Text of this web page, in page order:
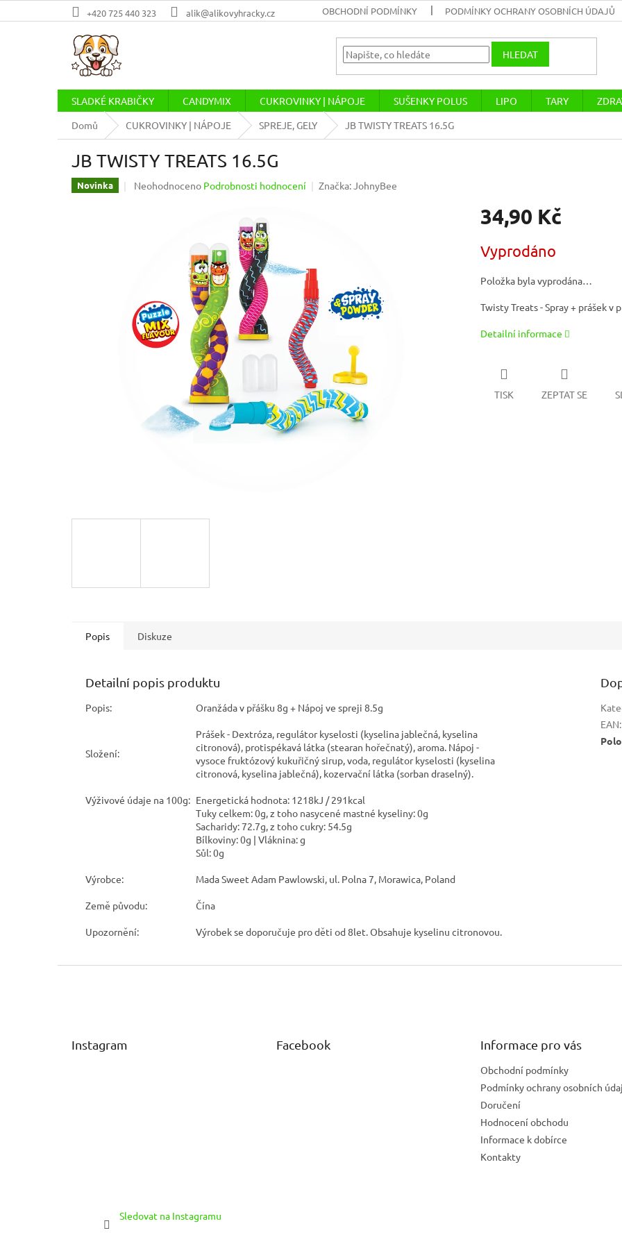
na
+420 725 440 323 alik@alikovyhracky.cz OBCHODNÍ PODMÍNKY PODMÍNKY OCHRANY OSOBNÍCH ÚDAJŮ
HLEDAT
SLADKÉ KRABIČKY CANDYMIX CUKROVINKY | NÁPOJE SUŠENKY POLUS LIPO TARY
Domů
CUKROVINKY | NÁPOJE SPREJE, GELY JB TWISTY TREATS 16.5G
JB TWISTY TREATS 16.5G
Novinka
Průměrné
Neohodnoceno Podrobnosti hodnocení Značka:JohnyBee
34,90 Kč
cena:
Vyprodáno
Položka byla vyprodána…
Twisty Treats - Spray + prášek v
Detailní informace
TISK ZEPTAT SE
Popis Diskuze
Detailní popis produktu
Popis: Oranžáda v přášku 8g + Nápoj ve spreji 8.5g
Složení:
Prášek - Dextróza, regulátor kyselosti (kyselina jablečná, kyselina
citronová), protispékavá látka (stearan hořečnatý), aroma. Nápoj -
vysoce fruktózový kukuřičný sirup, voda, regulátor kyselosti (kyselina
citronová, kyselina jablečná), kozervační látka (sorban draselný).
Výživové údaje na 100g: Energetická hodnota: 1218kJ / 291kcal
Tuky celkem: 0g, z toho nasycené mastné kyseliny: 0g
Sacharidy: 72.7g, z toho cukry: 54.5g
Bílkoviny: 0g | Vláknina: g
Sůl: 0g
Výrobce: Mada Sweet Adam Pawlowski, ul. Polna 7, Morawica, Poland
Země původu: Čína
Upozornění: Výrobek se doporučuje pro děti od 8let. Obsahuje kyselinu citronovou.
EAN:
Instagram
Sledovat na Instagramu
Facebook Informace pro vás
Obchodní podmínky
Podmínky ochrany osobních
Doručení
Hodnocení obchodu
Informace k dobírce
Kontakty